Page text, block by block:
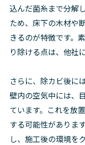
込んだ菌糸まで分解
ため、床下の木材や
きるのが特徴です。
り除ける点は、他社
さらに、除カビ後に
壁内の空気中には、
ています。これを放
する可能性がありま
し、施工後の環境を